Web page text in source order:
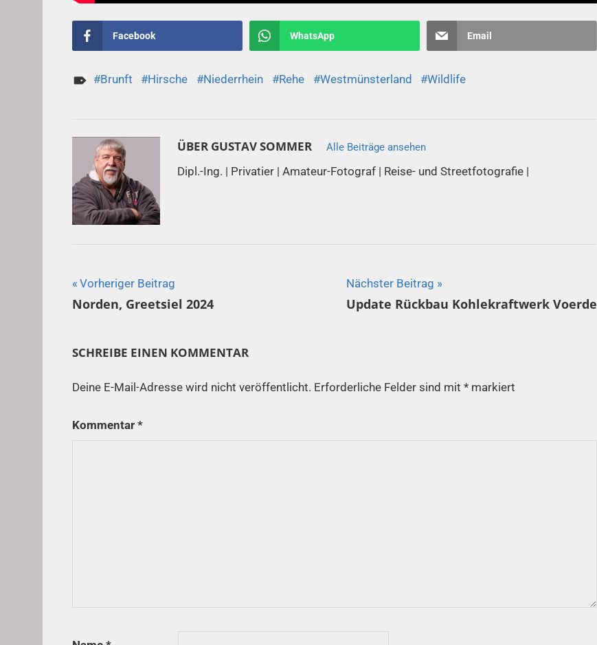
Facebook WhatsApp Email
Brunft Hirsche Niederrhein Rehe Westmünsterland Wildlife
ÜBER GUSTAV SOMMER Alle Beiträge ansehen
Dipl.-Ing. | Privatier | Amateur-Fotograf | Reise- und Streetfotografie |
Beitragsnavigation
Vorheriger Beitrag
Norden, Greetsiel 2024
Nächster Beitrag
Update Rückbau Kohlekraftwerk Voerde
SCHREIBE EINEN KOMMENTAR
Deine E-Mail-Adresse wird nicht veröffentlicht. Erforderliche Felder sind mit *markiert
Kommentar *